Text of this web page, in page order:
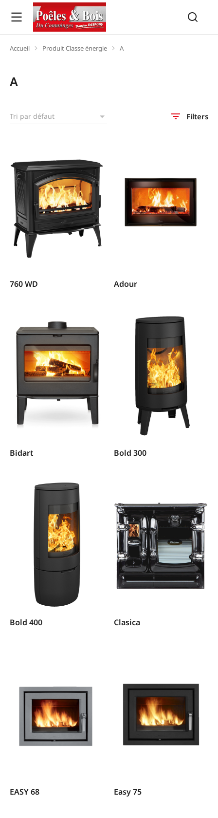
Vous êtes ici :
Accueil Produit Classe énergie A
A
Filters
760 WD Adour
Bidart Bold 300
Bold 400 Clasica
EASY 68 Easy 75